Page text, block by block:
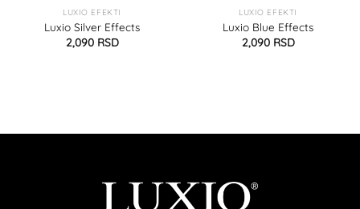
LUXIO EFEKTI
Luxio Silver Effects
2,090 RSD
LUXIO EFEKTI
Luxio Blue Effects
2,090 RSD